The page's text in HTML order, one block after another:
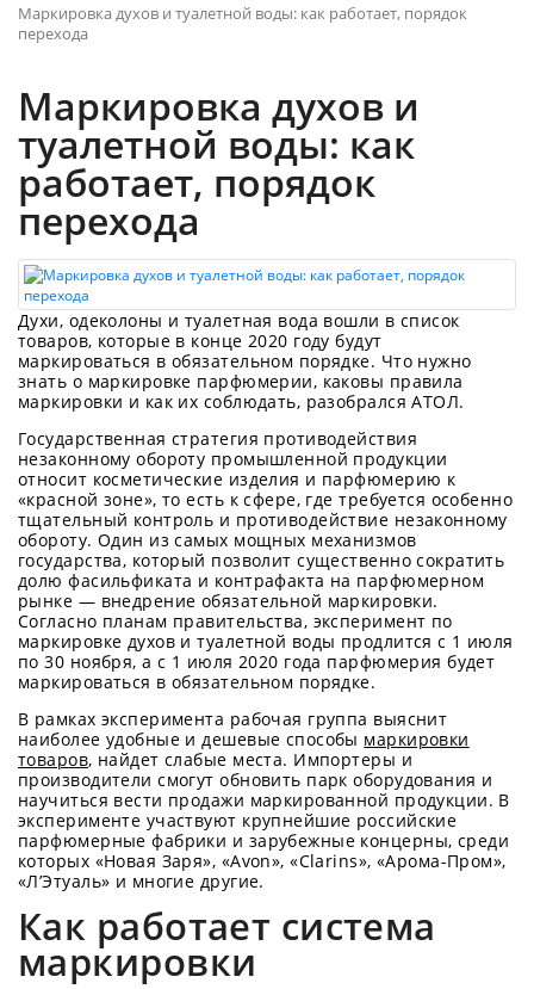
Маркировка духов и туалетной воды: как работает, порядок
перехода
Маркировка духов и
туалетной воды: как
работает, порядок
перехода
Духи, одеколоны и туалетная вода вошли в список
товаров, которые в конце 2020 году будут
маркироваться в обязательном порядке. Что нужно
знать о маркировке парфюмерии, каковы правила
маркировки и как их соблюдать, разобрался АТОЛ.
Государственная стратегия противодействия
незаконному обороту промышленной продукции
относит косметические изделия и парфюмерию к
«красной зоне», то есть к сфере, где требуется особенно
тщательный контроль и противодействие незаконному
обороту. Один из самых мощных механизмов
государства, который позволит существенно сократить
долю фасильфиката и контрафакта на парфюмерном
рынке — внедрение обязательной маркировки.
Согласно планам правительства, эксперимент по
маркировке духов и туалетной воды продлится с 1 июля
по 30 ноября, а с 1 июля 2020 года парфюмерия будет
маркироваться в обязательном порядке.
В рамках эксперимента рабочая группа выяснит
наиболее удобные и дешевые способы маркировки
товаров, найдет слабые места. Импортеры и
производители смогут обновить парк оборудования и
научиться вести продажи маркированной продукции. В
эксперименте участвуют крупнейшие российские
парфюмерные фабрики и зарубежные концерны, среди
которых «Новая Заря», «Avon», «Clarins», «Арома-Пром»,
«Л’Этуаль» и многие другие.
Как работает система
маркировки